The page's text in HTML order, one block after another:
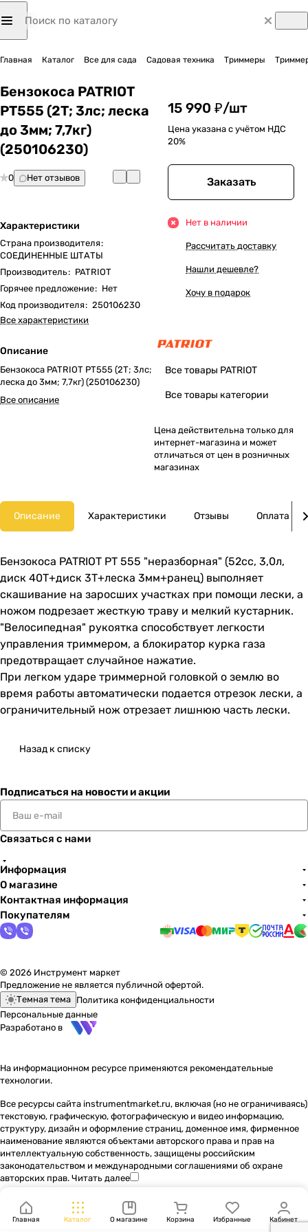
Главная Каталог Все для сада Садовая техника Триммеры
Бензокоса PATRIOT
PT555 (2Т; 3лс; леска
до 3мм; 7,7кг)
(250106230)
0 Нет отзывов
Характеристики
Страна производителя:
СОЕДИНЕННЫЕ ШТАТЫ
Производитель: PATRIOT
Горячее предложение: Нет
Код производителя: 250106230
Все характеристики
Описание
Бензокоса PATRIOT PT555 (2Т; 3лс;
леска до 3мм; 7,7кг) (250106230)
Все описание
15 990 ₽/шт
Цена указана с учётом НДС
20%
Заказать
Нет в наличии
Рассчитать доставку
Нашли дешевле?
Хочу в подарок
Все товары PATRIOT
Все товары категории
Цена действительна только для
интернет-магазина и может
отличаться от цен в розничных
магазинах
Описание Характеристики Отзывы Оплата
Бензокоса PATRIOT PT 555 "неразборная" (52сс, 3,0л,
диск 40Т+диск 3T+леска 3мм+ранец) выполняет
скашивание на заросших участках при помощи лески, а
ножом подрезает жесткую траву и мелкий кустарник.
"Велосипедная" рукоятка способствует легкости
управления триммером, а блокиратор курка газа
предотвращает случайное нажатие.
При легком ударе триммерной головкой о землю во
время работы автоматически подается отрезок лески, а
ограничительный нож отрезает лишнюю часть лески.
Назад к списку
Подписаться на новости и акции
Связаться с нами
Информация
О магазине
Контактная информация
Покупателям
© 2026 Инструмент маркет
Предложение не является публичной офертой.
Темная тема Политика конфиденциальности
Персональные данные
Разработано в
На информационном ресурсе применяются рекомендательные
технологии.
Все ресурсы сайта instrumentmarket.ru, включая (но не ограничиваясь)
текстовую, графическую, фотографическую и видео информацию,
структуру, дизайн и оформление страниц, доменное имя, фирменное
наименование являются объектами авторского права и прав на
интеллектуальную собственность, защищены российским
законодательством и международными соглашениями об охране
авторских прав. Читать далее
Главная Каталог О магазине Корзина Избранные Кабинет